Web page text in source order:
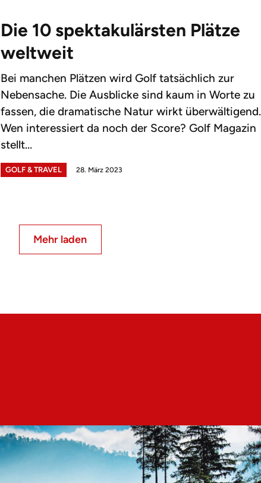
Die 10 spektakulärsten Plätze
weltweit
Bei manchen Plätzen wird Golf tatsächlich zur
Nebensache. Die Ausblicke sind kaum in Worte zu
fassen, die dramatische Natur wirkt überwältigend.
Wen interessiert da noch der Score? Golf Magazin
stellt...
GOLF & TRAVEL 28. März 2023
Mehr laden